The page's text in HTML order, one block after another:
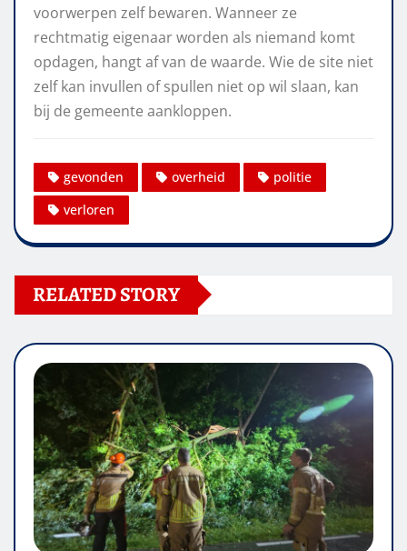
voorwerpen zelf bewaren. Wanneer ze
rechtmatig eigenaar worden als niemand komt
opdagen, hangt af van de waarde. Wie de site niet
zelf kan invullen of spullen niet op wil slaan, kan
bij de gemeente aankloppen.
gevonden overheid
politie
verloren
RELATED STORY